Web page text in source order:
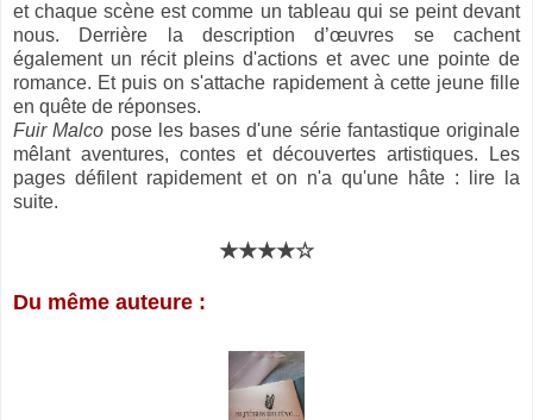
et chaque scène est comme un tableau qui se peint devant
nous. Derrière la description d’œuvres se cachent
également un récit pleins d'actions et avec une pointe de
romance. Et puis on s'attache rapidement à cette jeune fille
en quête de réponses.
Fuir Malco pose les bases d'une série fantastique originale
mêlant aventures, contes et découvertes artistiques. Les
pages défilent rapidement et on n'a qu'une hâte : lire la
suite.
★★★★☆
Du même auteure :